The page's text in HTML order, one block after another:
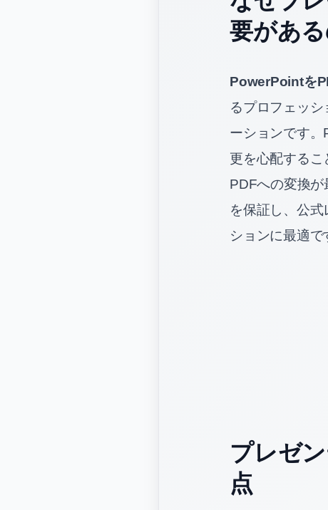
要があ
PowerPointを
るプロフェッ
ーションです
更を心配するこ
PDFへの変換
を保証し、公
ションに最適で
プレゼ
点